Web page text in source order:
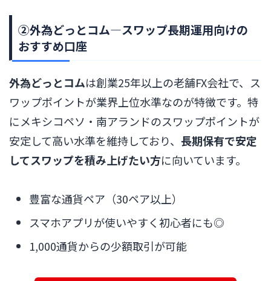
②外為どっとコム―スワップ長期運用向けの
おすすめ口座
外為どっとコムは創業25年以上の老舗FX会社で、ス
ワップポイントが業界上位水準なのが特徴です。特
にメキシコペソ・南アランドのスワップポイントが
安定して高い水準を維持しており、 長期保有で安定
してスワップを積み上げたい方に向いています。
豊富な通貨ペア（30ペア以上）
スマホアプリが使いやすく初心者にも◎
1,000通貨からの少額取引が可能